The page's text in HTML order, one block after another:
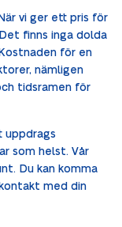
vi ger ett pris för
finns inga dolda
för en
nämligen
tidsramen för
uppdrags
som helst. Vår
Du kan komma
med din